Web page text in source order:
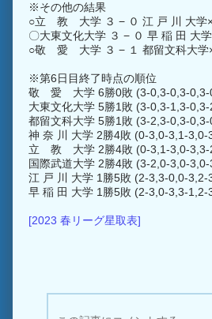
※その他の結果
○立 教 大学 ３ − ０ 江 戸 川 大学×
〇大東文化大学 ３ − ０ 早 稲 田 大
○敬 愛 大学 ３ − １ 都留文科大学
※第6日目終了時点の順位
敬 愛 大学 6勝0敗 (3-0,3-0,3-0,3-
大東文化大学 5勝1敗 (3-0,3-1,3-
都留文科大学 5勝1敗 (3-2,3-0,3-
神 奈 川 大学 2勝4敗 (0-3,0-3,1-3,0-
立 教 大学 2勝4敗 (0-3,1-3,0-3,3-
国際武道大学 2勝4敗 (3-2,0-3,0-
江 戸 川 大学 1勝5敗 (2-3,3-0,0-3,2-
早 稲 田 大学 1勝5敗 (2-3,0-3,3-1,2-
[2023 春リーグ星取表]